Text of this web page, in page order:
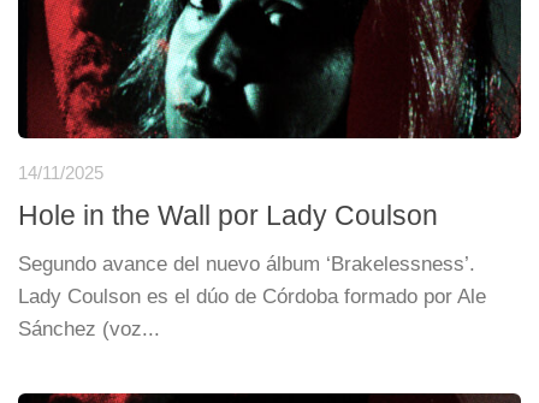
14/11/2025
Hole in the Wall por Lady Coulson
Segundo avance del nuevo álbum ‘Brakelessness’.
Lady Coulson es el dúo de Córdoba formado por Ale
Sánchez (voz...